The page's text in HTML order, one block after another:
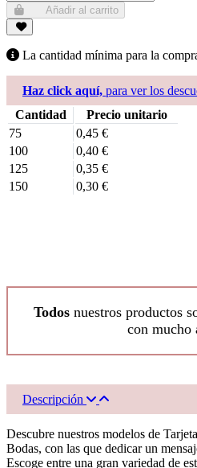
Añadir al carrito
La cantidad mínima para la
Haz click aquí, para ver los
Cantidad
Precio unitario
75
0,45 €
100
0,40 €
125
0,35 €
150
0,30 €
Todos nuestros productos
con mucho
Descripción
Descubre nuestros modelos de
Bodas, con las que dedicar un
Escoge entre una gran variedad de